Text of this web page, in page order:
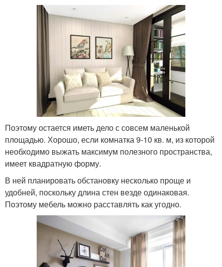
Поэтому остается иметь дело с совсем маленькой
площадью. Хорошо, если комнатка 9-10 кв. м, из которой
необходимо выжать максимум полезного пространства,
имеет квадратную форму.
В ней планировать обстановку несколько проще и
удобней, поскольку длина стен везде одинаковая.
Поэтому мебель можно расставлять как угодно.